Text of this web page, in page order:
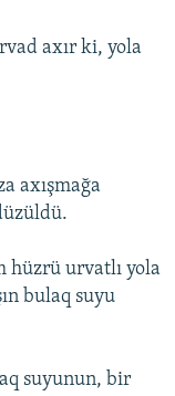
axır ki, yola
axışmağa
hüzrü urvatlı yola
bulaq suyu
suyunun, bir